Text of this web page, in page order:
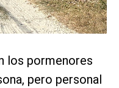
los pormenores
pero personal